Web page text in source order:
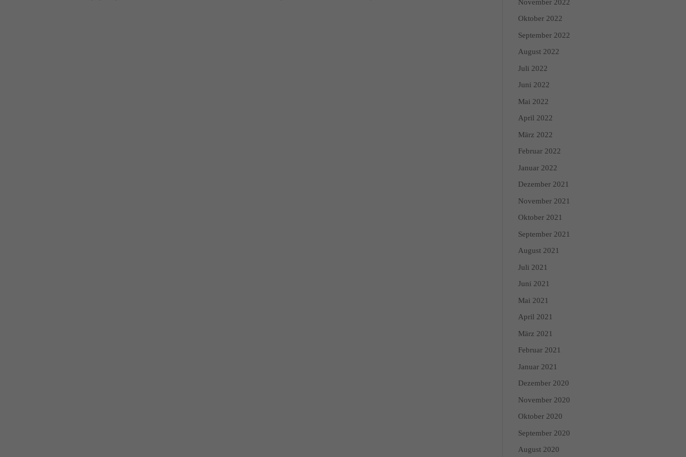
November 2022
Oktober 2022
September 2022
August 2022
Juli 2022
Juni 2022
Mai 2022
April 2022
März 2022
Februar 2022
Januar 2022
Dezember 2021
November 2021
Oktober 2021
September 2021
August 2021
Juli 2021
Juni 2021
Mai 2021
April 2021
März 2021
Februar 2021
Januar 2021
Dezember 2020
November 2020
Oktober 2020
September 2020
August 2020
Weitere Informationen über die Verwendung
Hier finden Sie eine Übersicht über alle verwendeten Cookies. Sie können Ihre Einwilligung zu ganzen Kategorien geben oder
Zurück
Impressum